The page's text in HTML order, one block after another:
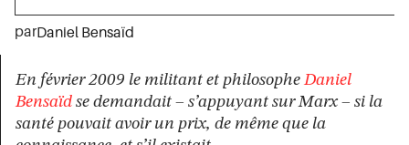
parDaniel Bensaïd
En février 2009 le militant et philosopheDaniel
Bensaïd se demandait – s’appuyant sur Marx – si la
santé pouvait avoir un prix, de même que la